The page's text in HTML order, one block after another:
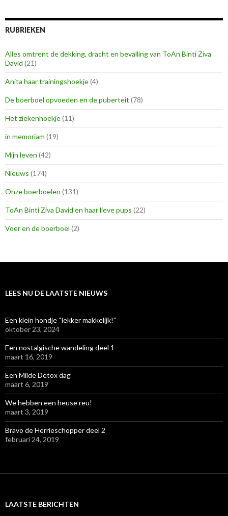
RUBRIEKEN
Alles omtrent de dekking, dracht en bevalling van ToAn Binti Ziva
David (21)
Anita haar trainingshoekje(4)
De boerboel opvoeden en de puberteit (78)
Het ziekenhoekje(11)
in memoriam (19)
Mijn leven (42)
Nieuws (174)
Onze boerboelen (131)
ToAn Binti Ziva David en haar lieve pups (22)
Voer en de boerboel (2)
LEES NU DE LAATSTE NIEUWS
Een klein hondje “lekker makkelijk!”
oktober 23, 2024
Een nostalgische wandeling deel 1
maart 16, 2019
Een Milde Detox dag
maart 6, 2019
We hebben een heuse reu!
maart 3, 2019
Bravo de Herrieschopper deel 2
februari 24, 2019
LAATSTE BERICHTEN